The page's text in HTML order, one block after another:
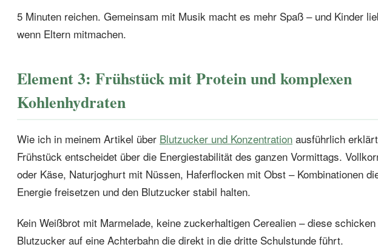
5 Minuten reichen. Gemeinsam mit Musik macht es mehr Spaß – und Kinder
wenn Eltern mitmachen.
Element 3: Frühstück mit Protein und komplexen
Kohlenhydraten
Wie ich in meinem Artikel über Blutzucker und Konzentration ausführlich
Frühstück entscheidet über die Energiestabilität des ganzen Vormittags.
oder Käse, Naturjoghurt mit Nüssen, Haferflocken mit Obst – Kombinationen
Energie freisetzen und den Blutzucker stabil halten.
Kein Weißbrot mit Marmelade, keine zuckerhaltigen Cerealien – diese
Blutzucker auf eine Achterbahn die direkt in die dritte Schulstunde führt.